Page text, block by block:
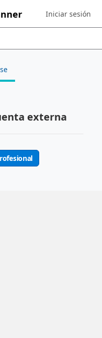
Sign in to your
Iniciar sesión
externa